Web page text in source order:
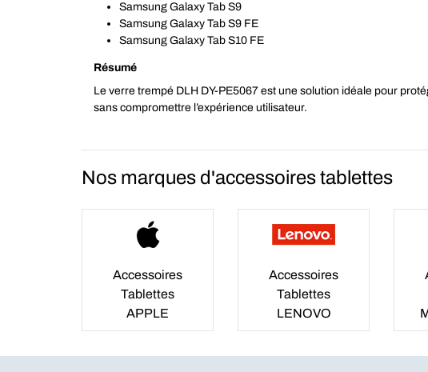
Samsung Galaxy Tab S9
Samsung Galaxy Tab S9 FE
Samsung Galaxy Tab S10 FE
Résumé
Le verre trempé DLH DY-PE5067 est une solution idéale pour
sans compromettre l’expérience utilisateur.
Nos marques d'accessoires tablettes
Accessoires
Tablettes
APPLE
Accessoires
Tablettes
LENOVO